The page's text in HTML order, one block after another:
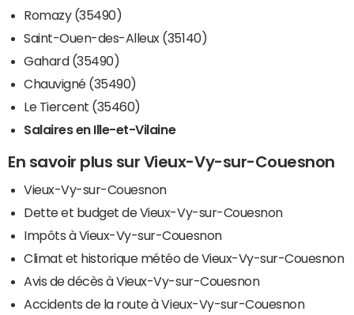
Romazy (35490)
Saint-Ouen-des-Alleux (35140)
Gahard (35490)
Chauvigné (35490)
Le Tiercent (35460)
Salaires en Ille-et-Vilaine
En savoir plus sur Vieux-Vy-sur-Couesnon
Vieux-Vy-sur-Couesnon
Dette et budget de Vieux-Vy-sur-Couesnon
Impôts à Vieux-Vy-sur-Couesnon
Climat et historique météo de Vieux-Vy-sur-Couesnon
Avis de décès à Vieux-Vy-sur-Couesnon
Accidents de la route à Vieux-Vy-sur-Couesnon